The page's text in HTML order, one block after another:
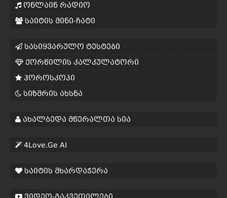
ონლაინ რადიო
საიტის მინი-ჩატი
სასიყვარულო ტესტები
ქორწილის კალკულატორი
ჰოროსკოპი
სიზმრის ახსნა
ახალბედა მწერალთა სია
4Love.Ge AI
საიტის მხარდაჭერა